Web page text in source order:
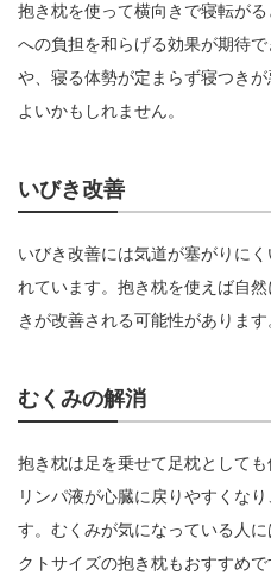
抱き枕を使って横向きで寝転が
への負担を和らげる効果が期待
や、寝る体勢が定まらず寝つき
よいかもしれません。
いびき改善
いびき改善には気道が塞がりに
れています。抱き枕を使えば自
きが改善される可能性があります
むくみの解消
抱き枕は足を乗せて足枕として
リンパ液が心臓に戻りやすくな
す。むくみが気になっている人
クトサイズの抱き枕もおすすめで